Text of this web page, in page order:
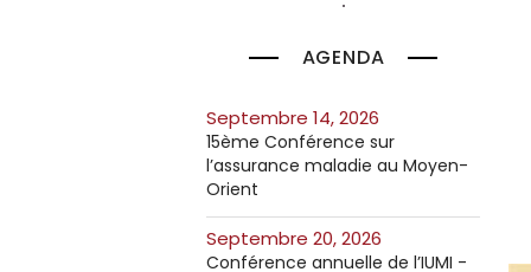
AGENDA
septembre 14, 2026
15ème Conférence sur
l’assurance maladie au Moyen-
Orient
septembre 20, 2026
Conférence annuelle de l’IUMI -